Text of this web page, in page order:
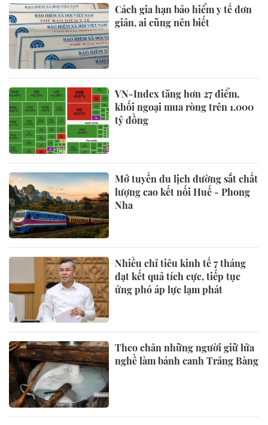
Cách gia hạn bảo hiểm y tế đơn
giản, ai cũng nên biết
VN-Index tăng hơn 27 điểm,
khối ngoại mua ròng trên 1.000
tỷ đồng
Mở tuyến du lịch đường sắt chất
lượng cao kết nối Huế - Phong
Nha
Nhiều chỉ tiêu kinh tế 7 tháng
đạt kết quả tích cực, tiếp tục
ứng phó áp lực lạm phát
Theo chân những người giữ lửa
nghề làm bánh canh Trảng Bàng